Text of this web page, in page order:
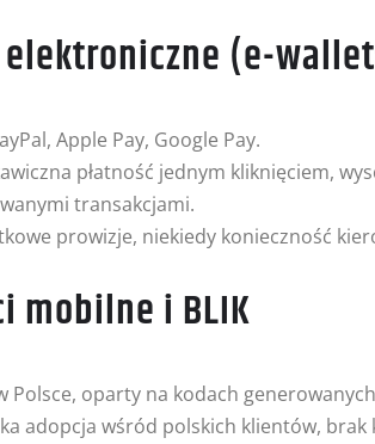
(e-
Apple Pay, Google Pay.
płatność jednym kliknięciem,
transakcjami.
prowizje, niekiedy konieczność
mobilne i BLIK
Polsce, oparty na kodach
adopcja wśród polskich klientów,